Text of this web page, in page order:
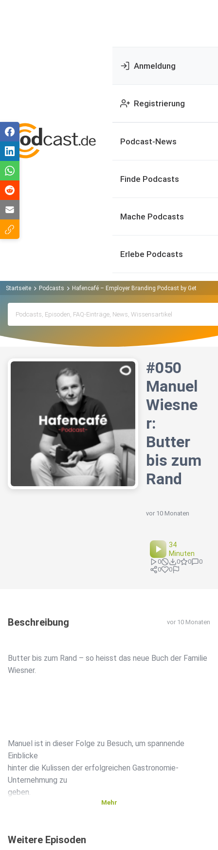
Anmeldung
Registrierung
Podcast-News
Finde Podcasts
Mache Podcasts
Erlebe Podcasts
Startseite Podcasts Hafencafé – Employer Branding Podcast by Get On
#050
Manuel
Wiesne
r:
Butter
bis zum
Rand
vor 10 Monaten
34
Minuten
0 0 0
0
0
0
Beschreibung vor 10 Monaten
Butter bis zum Rand – so heisst das neue Buch der Familie
Wiesner.
Manuel ist in dieser Folge zu Besuch, um spannende
Einblicke
hinter die Kulissen der erfolgreichen Gastronomie-
Unternehmung zu
geben.
Mehr
Weitere Episoden